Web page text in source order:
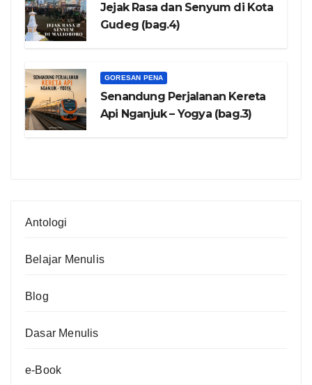
Jejak Rasa dan Senyum di Kota
Gudeg (bag.4)
GORESAN PENA
Senandung Perjalanan Kereta
Api Nganjuk – Yogya (bag.3)
Antologi
Belajar Menulis
Blog
Dasar Menulis
e-Book